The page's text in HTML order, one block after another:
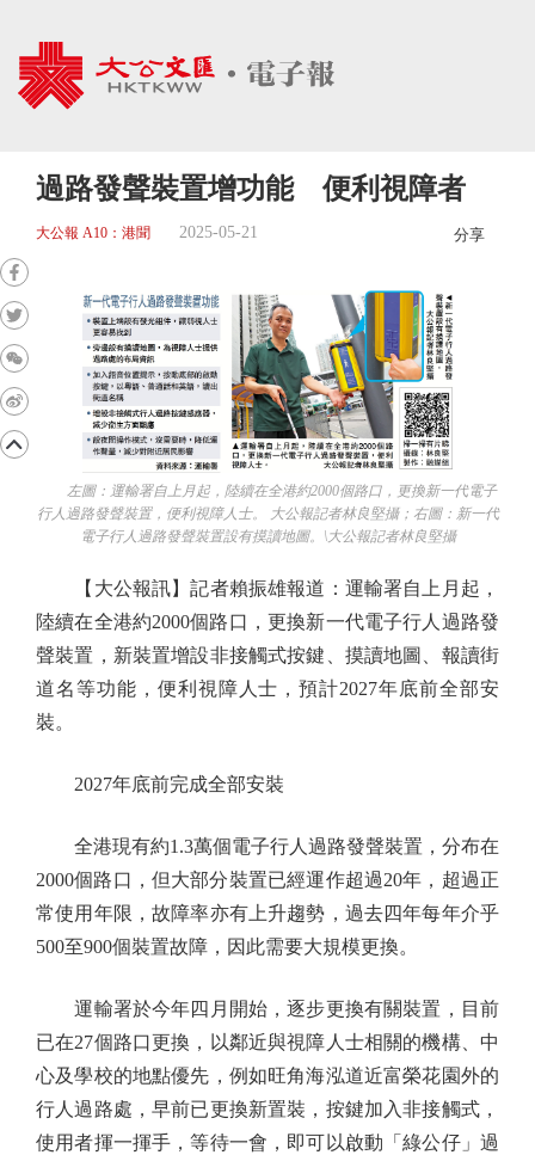
過路發聲裝置增功能 便利視障者
大公報 A10：港聞 2025-05-21 分享
左圖：運輸署自上月起，陸續在全港約2000個路口，更換新一代電子
行人過路發聲裝置，便利視障人士。 大公報記者林良堅攝；右圖：新一代
電子行人過路發聲裝置設有摸讀地圖。\大公報記者林良堅攝
【大公報訊】記者賴振雄報道：運輸署自上月起，
陸續在全港約2000個路口，更換新一代電子行人過路發
聲裝置，新裝置增設非接觸式按鍵、摸讀地圖、報讀街
道名等功能，便利視障人士，預計2027年底前全部安
裝。
2027年底前完成全部安裝
全港現有約1.3萬個電子行人過路發聲裝置，分布在
2000個路口，但大部分裝置已經運作超過20年，超過正
常使用年限，故障率亦有上升趨勢，過去四年每年介乎
500至900個裝置故障，因此需要大規模更換。
運輸署於今年四月開始，逐步更換有關裝置，目前
已在27個路口更換，以鄰近與視障人士相關的機構、中
心及學校的地點優先，例如旺角海泓道近富榮花園外的
行人過路處，早前已更換新置裝，按鍵加入非接觸式，
使用者揮一揮手，等待一會，即可以啟動「綠公仔」過